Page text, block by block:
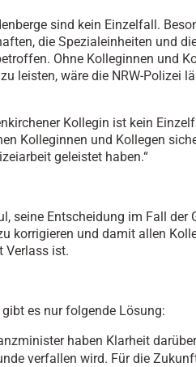
sind kein Einzelfall.
die Spezialeinheiten und
Ohne Kolleginnen und
leisten, wäre die NRW-Polizei
Kollegin ist kein
Kolleginnen und Kollegen
geleistet haben.“
seine Entscheidung im Fall der
korrigieren und damit allen
Verlass ist.
gibt es nur folgende Lösung:
haben Klarheit
verfallen wird. Für die